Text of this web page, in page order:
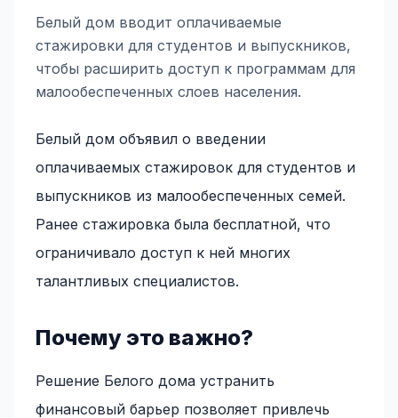
Белый дом вводит оплачиваемые
стажировки для студентов и выпускников,
чтобы расширить доступ к программам для
малообеспеченных слоев населения.
Белый дом объявил о введении
оплачиваемых стажировок для студентов и
выпускников из малообеспеченных семей.
Ранее стажировка была бесплатной, что
ограничивало доступ к ней многих
талантливых специалистов.
Почему это важно?
Решение Белого дома устранить
финансовый барьер позволяет привлечь